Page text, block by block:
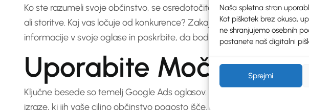
Naša spletna stran
Kot piškotek brez okusa,
ne shranjujemo osebnih
postanete naš digitalni
Sprejmi
Ko ste razumeli svoje občinstvo, se osredotočite na poudarjanje
ali storitve. Kaj vas ločuje od konkurence? Zakaj bi se potencialne
informacije v svoje oglase in poskrbite, da bodo izstopali.
Uporabite Močne
Ključne besede so temelj Google Ads oglasov. Uporabite orodja za
izraze, ki jih vaše ciljno občinstvo pogosto išče. Vključite te ključne